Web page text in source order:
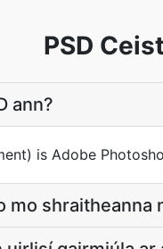
PSD
ann?
is Adobe
mo shraitheanna